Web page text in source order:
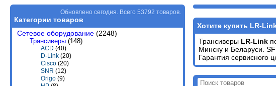
Обновлено сегодня. Всего 53792 товаров.
Категории товаров
Сетевое оборудование (2248)
Трансиверы (148)
ACD (40)
D-Link (20)
Cisco (20)
SNR (12)
Origo (9)
Хотите купить LR-
Трансиверы LR-Link
Минску и Беларуси.
Гарантия сервисного